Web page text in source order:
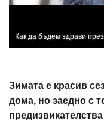
Как да бъдем здрави
Зимата е красив
дома, но заедно с